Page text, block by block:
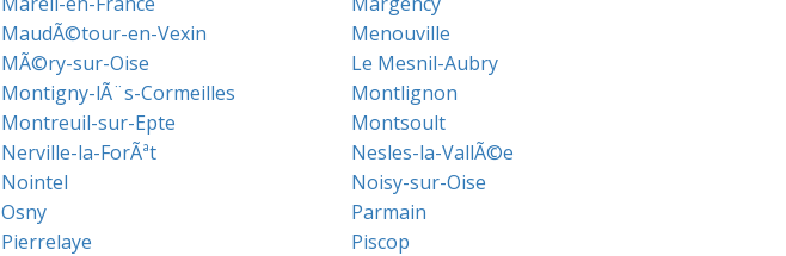
MaudÃ©tour-en-Vexin
Menouville
MÃ©ry-sur-Oise
Le Mesnil-Aubry
Montigny-lÃ¨s-Cormeilles
Montlignon
Montreuil-sur-Epte
Montsoult
Nerville-la-ForÃªt
Nesles-la-VallÃ©e
Nointel
Noisy-sur-Oise
Osny
Parmain
Pierrelaye
Piscop